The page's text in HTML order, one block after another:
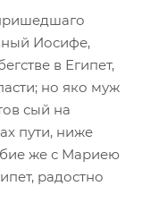
Иосифе,
в Египет,
но яко муж
сый на
пути, ниже
же с Мариею
радостно